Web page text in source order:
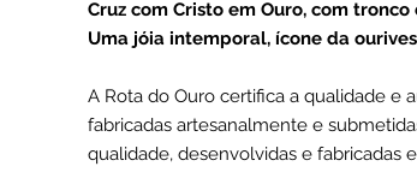
Cruz com Cristo em Ouro, com
Uma jóia intemporal, ícone da
A Rota do Ouro certifica a qualidade e
fabricadas artesanalmente e
qualidade, desenvolvidas e fabricadas